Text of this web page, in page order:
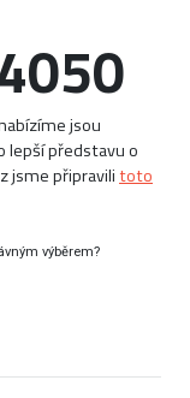
jsou
lepší představu o
jsme připravilitoto
výběrem?